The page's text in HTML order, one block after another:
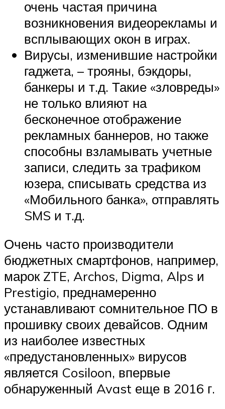
очень частая причина
возникновения видеорекламы и
всплывающих окон в играх.
Вирусы, изменившие настройки
гаджета, – трояны, бэкдоры,
банкеры и т.д. Такие «зловреды»
не только влияют на
бесконечное отображение
рекламных баннеров, но также
способны взламывать учетные
записи, следить за трафиком
юзера, списывать средства из
«Мобильного банка», отправлять
SMS и т.д.
Очень часто производители
бюджетных смартфонов, например,
марок ZTE, Archos, Digma, Alps и
Prestigio, преднамеренно
устанавливают сомнительное ПО в
прошивку своих девайсов. Одним
из наиболее известных
«предустановленных» вирусов
является Cosiloon, впервые
обнаруженный Avast еще в 2016 г.